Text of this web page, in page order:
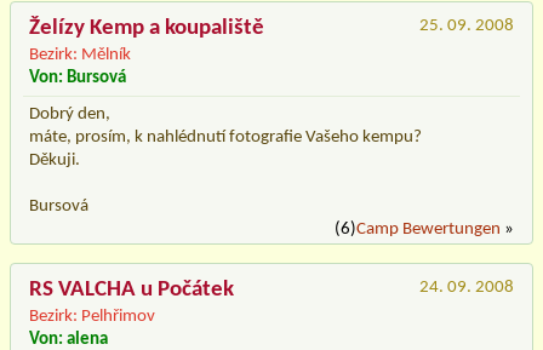
Želízy Kemp a koupaliště
Bezirk: Mělník
25. 09. 2008
Von: Bursová
Dobrý den,
máte, prosím, k nahlédnutí fotografie Vašeho kempu?
Děkuji.
Bursová
(6)Camp Bewertungen »
RS VALCHA u Počátek
Bezirk: Pelhřimov
24. 09. 2008
Von: alena